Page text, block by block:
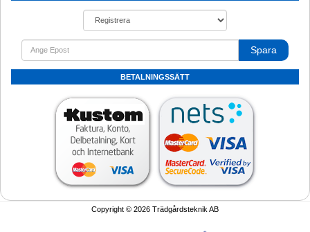
Spara
BETALNINGSSÄTT
Copyright © 2026 Trädgårdsteknik AB